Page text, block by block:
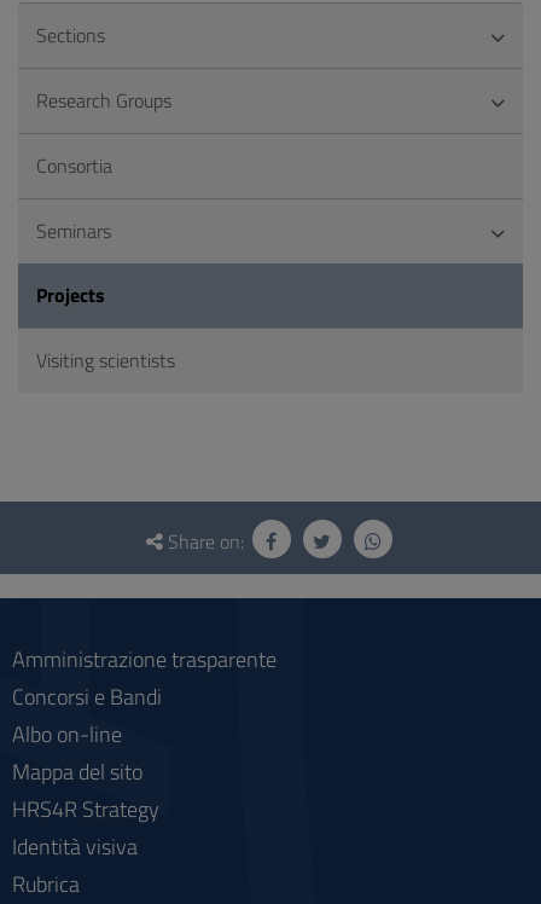
Sections
Research Groups
Consortia
Seminars
Projects
Visiting scientists
Questionnaire
social
Share on:
Amministrazione trasparente
Concorsi e Bandi
Albo on-line
Mappa del sito
HRS4R Strategy
Identità visiva
Rubrica